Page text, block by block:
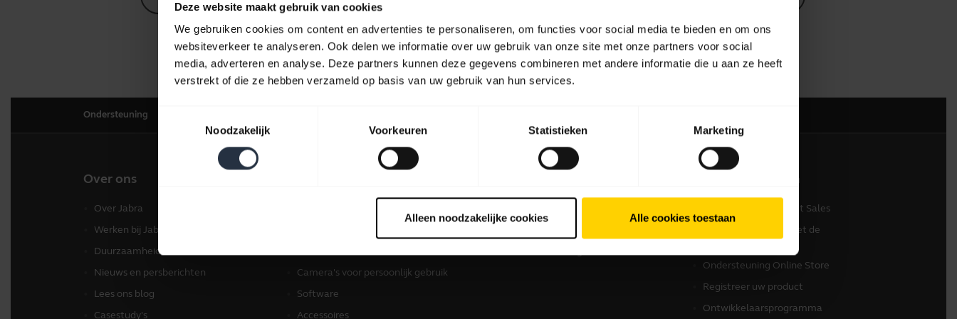
Deze website maakt gebruik van cookies
We gebruiken cookies om content en advertenties te personaliseren, om functies voor social media te bieden en om ons
websiteverkeer te analyseren. Ook delen we informatie over uw gebruik van onze site met onze partners voor social
media, adverteren en analyse. Deze partners kunnen deze gegevens combineren met andere informatie die u aan ze heeft
verstrekt of die ze hebben verzameld op basis van uw gebruik van hun services.
Noodzakelijk
Voorkeuren Statistieken Marketing
Alleen noodzakelijke cookies Alle cookies toestaan
Software en apps
Ondersteuning
Over ons
Over Jabra
Werken bij Jabra
Duurzaamheid
Nieuws en persberichten
Lees ons blog
Casestudy's
Camera's voor persoonlijk gebruik
Software
Accessoires
Contact opnemen
Neem contact op met Sales
Contact opnemen met de
Ondersteuning Online Store
Registreer uw product
Ontwikkelaarsprogramma